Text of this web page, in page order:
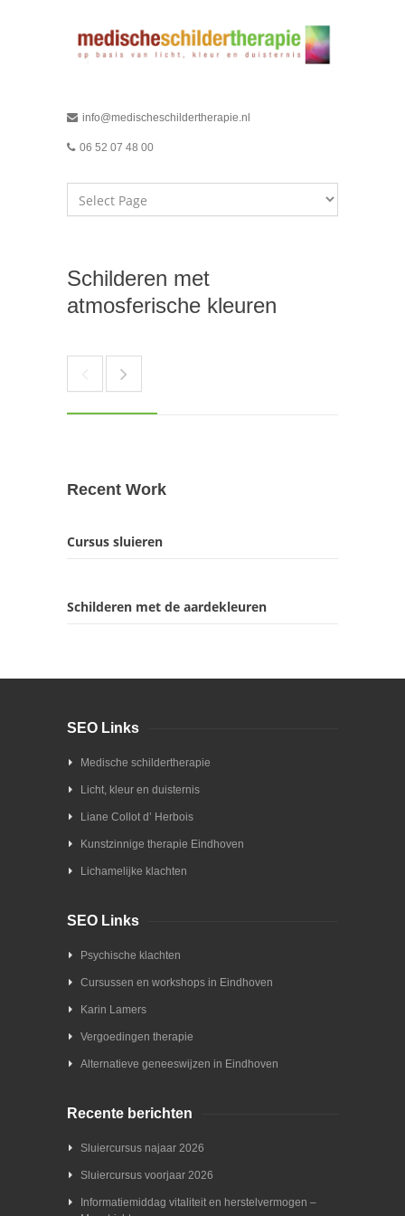
info@medischeschildertherapie.nl
06 52 07 48 00
Schilderen met
atmosferische kleuren
Recent Work
Cursus sluieren
Schilderen met de aardekleuren
SEO Links
Medische schildertherapie
Licht, kleur en duisternis
Liane Collot d’ Herbois
Kunstzinnige therapie Eindhoven
Lichamelijke klachten
SEO Links
Psychische klachten
Cursussen en workshops in Eindhoven
Karin Lamers
Vergoedingen therapie
Alternatieve geneeswijzen in Eindhoven
Recente berichten
Sluiercursus najaar 2026
Sluiercursus voorjaar 2026
Informatiemiddag vitaliteit en herstelvermogen –